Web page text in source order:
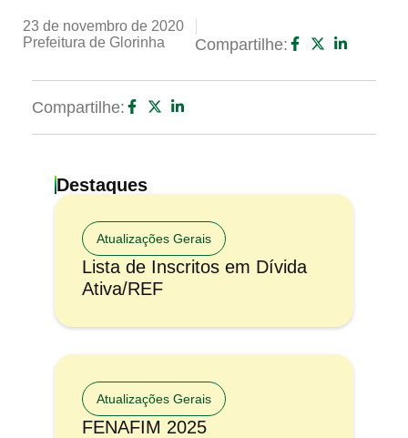
23 de novembro de 2020
Prefeitura de Glorinha
Compartilhe:
Compartilhe:
Destaques
Atualizações Gerais
Lista de Inscritos em Dívida
Ativa/REF
Atualizações Gerais
FENAFIM 2025